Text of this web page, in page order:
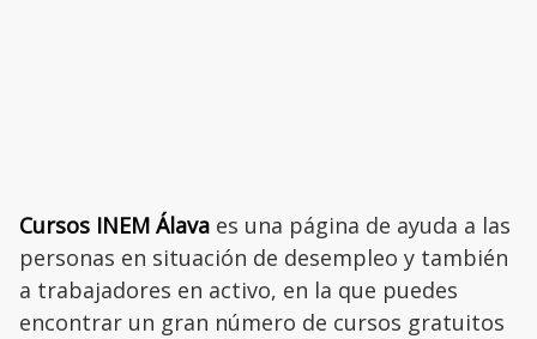
Cursos INEM Álava es una página de ayuda a las
personas en situación de desempleo y también
a trabajadores en activo, en la que puedes
encontrar un gran número de cursos gratuitos